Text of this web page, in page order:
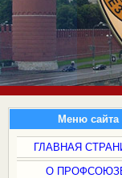
Меню сайта
ГЛАВНАЯ
О